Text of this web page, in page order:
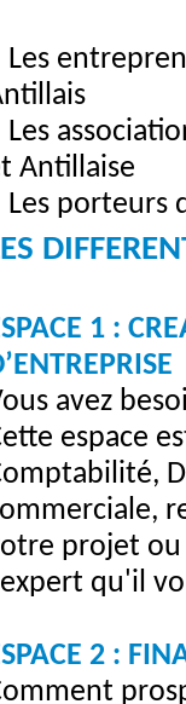
1 :
avez
espace
projet ou
qu'il
2 :
Les
Les
Antillaise
Les porteurs
Les cabinets
de
le monde